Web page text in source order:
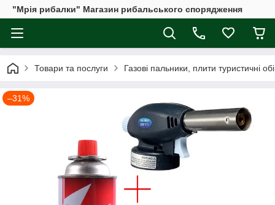
"Мрія рибалки" Магазин рибальського спорядження
Товари та послуги Газові пальники, плити туристичні
–31%